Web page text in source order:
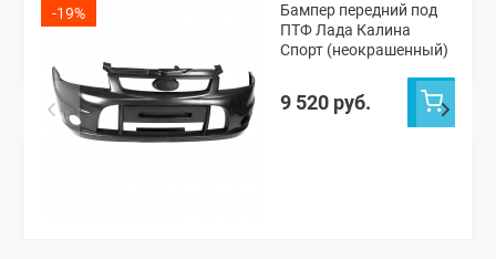
-19%
Бампер передний под
ПТФ Лада Калина
Спорт (неокрашенный)
9 520 руб.